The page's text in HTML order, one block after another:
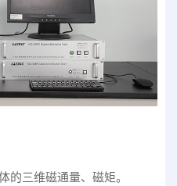
的三维磁通量、磁矩。